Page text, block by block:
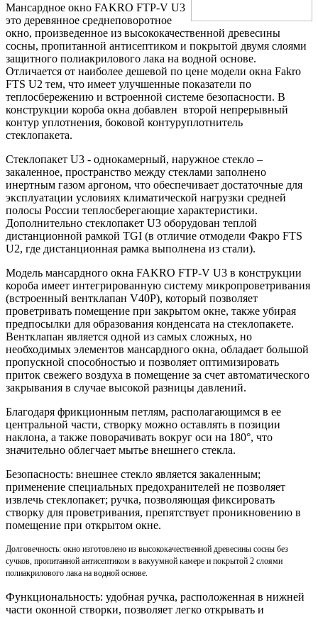
Мансардное окно FAKRO FTP-V U3
это деревянное среднеповоротное
окно, произведенное из высококачественной древесины
сосны, пропитанной антисептиком и покрытой двумя слоями
защитного полиакрилового лака на водной основе.
Отличается от наиболее дешевой по цене модели окна Fakro
FTS U2 тем, что имеет улучшенные показатели по
теплосбережению и встроенной системе безопасности. В
конструкции короба окна добавлен второй непрерывный
контур уплотнения, боковой контуруплотнитель
стеклопакета.
Стеклопакет U3 - однокамерный, наружное стекло –
закаленное, пространство между стеклами заполнено
инертным газом аргоном, что обеспечивает достаточные для
эксплуатации условиях климатической нагрузки средней
полосы России теплосберегающие характеристики.
Дополнительно стеклопакет U3 оборудован теплой
дистанционной рамкой TGI (в отличие отмодели Факро FTS
U2, где дистанционная рамка выполнена из стали).
Модель мансардного окна FAKRO FTP-V U3 в конструкции
короба имеет интегрированную систему микропроветривания
(встроенный вентклапан V40P), который позволяет
проветривать помещение при закрытом окне, также убирая
предпосылки для образования конденсата на стеклопакете.
Вентклапан является одной из самых сложных, но
необходимых элементов мансардного окна, обладает большой
пропускной способностью и позволяет оптимизировать
приток свежего воздуха в помещение за счет автоматического
закрывания в случае высокой разницы давлений.
Благодаря фрикционным петлям, располагающимся в ее
центральной части, створку можно оставлять в позиции
наклона, а также поворачивать вокруг оси на 180°, что
значительно облегчает мытье внешнего стекла.
Безопасность: внешнее стекло является закаленным;
применение специальных предохранителей не позволяет
извлечь стеклопакет; ручка, позволяющая фиксировать
створку для проветривания, препятствует проникновению в
помещение при открытом окне.
Долговечность: окно изготовлено из высококачественной древесины сосны без
сучков, пропитанной антисептиком в вакуумной камере и покрытой 2 слоями
полиакрилового лака на водной основе.
Функциональность: удобная ручка, расположенная в нижней
части оконной створки, позволяет легко открывать и